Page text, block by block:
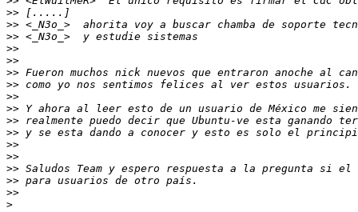
>>
>>
>>
>>
>>
>>
>>
>>
>>
>>
>>
>>
>>
>>
>>
>>
>